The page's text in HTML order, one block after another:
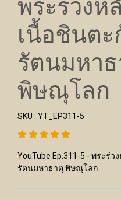
พระร่วงห
เนื้อชินตะ
รัตนมหา
พิษณุโลก
SKU : YT_EP311-5
YouTube Ep.311-5 - พระร่
รัตนมหาธาตุ พิษณุโลก